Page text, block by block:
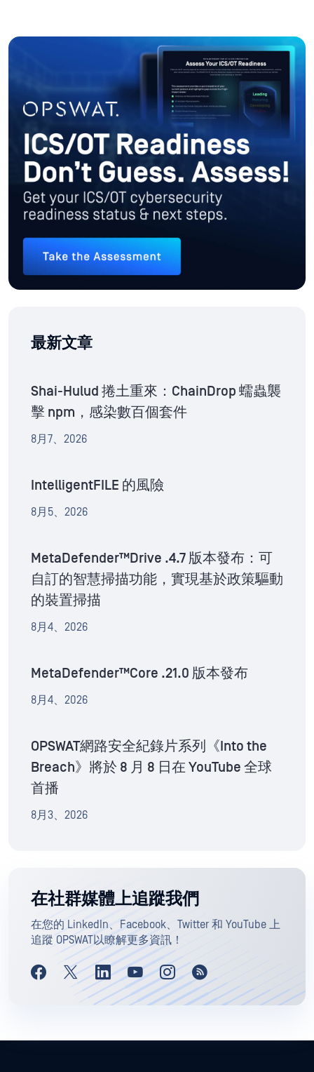
最新文章
Shai-Hulud 捲土重來：ChainDrop 蠕蟲襲
擊 npm，感染數百個套件
8月7、2026
IntelligentFILE 的風險
8月5、2026
MetaDefender™Drive .4.7 版本發布：可
自訂的智慧掃描功能，實現基於政策驅動
的裝置掃描
8月4、2026
MetaDefender™Core .21.0 版本發布
8月4、2026
OPSWAT網路安全紀錄片系列《Into the
Breach》將於 8 月 8 日在 YouTube 全球
首播
8月3、2026
在社群媒體上追蹤我們
在您的 LinkedIn、Facebook、Twitter 和 YouTube 上
追蹤 OPSWAT以瞭解更多資訊！